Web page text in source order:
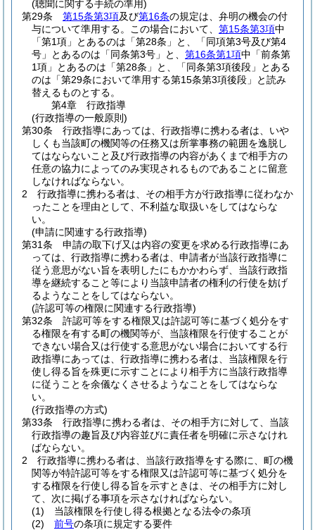
(聴聞に関する手続の準用)
第29条
第15条第3項及び第16条の規定は、弁明の機会の付
与について準用する。
この場合において、 第15条第3項中
「第1項」とあるのは「第28条」と、「同項第3号及び第4
号」とあるのは「同条第3号」と、 第16条第1項中「前条第
1項」とあるのは「第28条」と、「同条第3項後段」とある
のは「第29条において準用する第15条第3項後段」と読み
替えるものとする。
第4章
行政指導
(行政指導の一般原則)
第30条
行政指導にあっては、行政指導に携わる者は、いや
しくも当該町の機関等の任務又は所掌事務の範囲を逸脱し
てはならないこと及び行政指導の内容があくまで相手方の
任意の協力によってのみ実現されるものであることに留意
しなければならない。
2
行政指導に携わる者は、その相手方が行政指導に従わなか
ったことを理由として、不利益な取扱いをしてはならな
い。
(申請に関連する行政指導)
第31条
申請の取下げ又は内容の変更を求める行政指導にあ
っては、行政指導に携わる者は、申請者が当該行政指導に
従う意思がない旨を表明したにもかかわらず、当該行政指
導を継続すること等により当該申請者の権利の行使を妨げ
るようなことをしてはならない。
(許認可等の権限に関連する行政指導)
第32条
許認可等をする権限又は許認可等に基づく処分をす
る権限を有する町の機関等が、当該権限を行使することが
できない場合又は行使する意思がない場合においてする行
政指導にあっては、行政指導に携わる者は、当該権限を行
使し得る旨を殊更に示すことにより相手方に当該行政指導
に従うことを余儀なくさせるようなことをしてはならな
い。
(行政指導の方式)
第33条
行政指導に携わる者は、その相手方に対して、当該
行政指導の趣旨及び内容並びに責任者を明確に示さなけれ
ばならない。
2
行政指導に携わる者は、当該行政指導をする際に、町の機
関等が特許認可等をする権限又は許認可等に基づく処分を
する権限を行使し得る旨を示すときは、その相手方に対し
て、次に掲げる事項を示さなければならない。
(1)
当該権限を行使し得る根拠となる法令の条項
(2)
前号の条項に規定する要件